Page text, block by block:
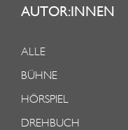
AUTOR:INNEN
ALLE
BÜHNE
HÖRSPIEL
DREHBUCH